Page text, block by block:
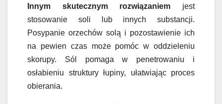
Innym skutecznym rozwiązaniem jest
stosowanie soli lub innych substancji.
Posypanie orzechów solą i pozostawienie ich
na pewien czas może pomóc w oddzieleniu
skorupy. Sól pomaga w penetrowaniu i
osłabieniu struktury łupiny, ułatwiając proces
obierania.